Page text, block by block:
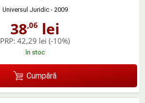
Universul Juridic- 2009
38,06 lei
PRP: 42,29 lei (-10%)
în stoc
Cumpără